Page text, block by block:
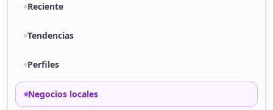
Reciente
Tendencias
Perfiles
Negocios locales